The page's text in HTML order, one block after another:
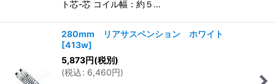
ト芯-芯 コイル幅：約５…
280mm リアサスペンション ホワイト
[413w]
5,873円(税別)
(税込: 6,460円)